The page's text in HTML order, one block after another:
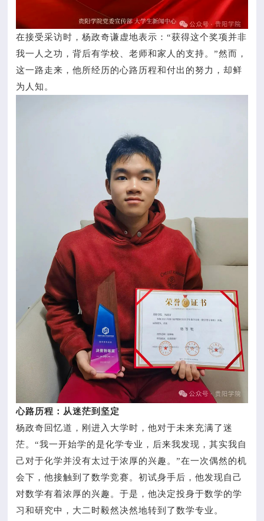
在接受采访时，杨政奇谦虚地表示：“获得这个奖项并非
我一人之功，背后有学校、老师和家人的支持。”然而，
这一路走来，他所经历的心路历程和付出的努力，却鲜
为人知。
心路历程：从迷茫到坚定
杨政奇回忆道，刚进入大学时，他对于未来充满了迷
茫。“我一开始学的是化学专业，后来我发现，其实我自
己对于化学并没有太过于浓厚的兴趣。”在一次偶然的机
会下，他接触到了数学竞赛。初试身手后，他发现自己
对数学有着浓厚的兴趣。于是，他决定投身于数学的学
习和研究中，大二时毅然决然地转到了数学专业。